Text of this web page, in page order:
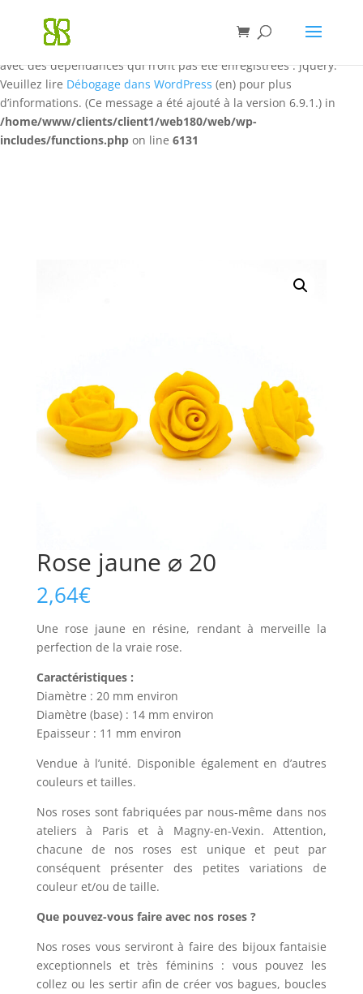
: La fonction WP_Styles::add a été appelée de façon
incorrecte. Le style ayant l’identifiant « qrcode-style » a été ajouté
avec des dépendances qui n’ont pas été enregistrées : jquery.
Veuillez lire Débogage dans WordPress (en) pour plus
d’informations. (Ce message a été ajouté à la version 6.9.1.) in
/home/www/clients/client1/web180/web/wp-
includes/functions.php on line 6131
Rose jaune ⌀ 20
2,64€
Une rose jaune en résine, rendant à merveille la
perfection de la vraie rose.
Caractéristiques :
Diamètre : 20 mm environ
Diamètre (base) : 14 mm environ
Epaisseur : 11 mm environ
Vendue à l’unité. Disponible également en d’autres
couleurs et tailles.
Nos roses sont fabriquées par nous-même dans nos
ateliers à Paris et à Magny-en-Vexin. Attention,
chacune de nos roses est unique et peut par
conséquent présenter des petites variations de
couleur et/ou de taille.
Que pouvez-vous faire avec nos roses ?
Nos roses vous serviront à faire des bijoux fantaisie
exceptionnels et très féminins : vous pouvez les
collez ou les sertir afin de créer vos bagues, boucles